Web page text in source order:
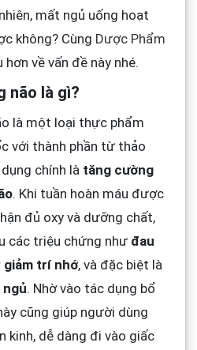
mất ngủ uống hoạt
không? Cùng Dược Phẩm
về vấn đề này nhé.
não là gì?
là một loại thực phẩm
với thành phần từ thảo
chính là tăng cường
. Khi tuần hoàn máu được
đủ oxy và dưỡng chất,
các triệu chứng như đau
giảm trí nhớ, và đặc biệt là
. Nhờ vào tác dụng bổ
cũng giúp người dùng
kinh, dễ dàng đi vào giấc